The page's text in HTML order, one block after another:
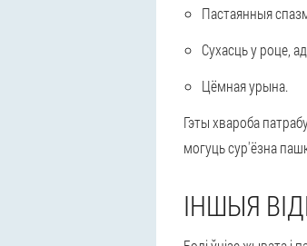
Пастаянныя
Сухасць у роце,
Цёмная урына.
Гэты хвароба
могуць сур'ёзна
ІНШЫЯ